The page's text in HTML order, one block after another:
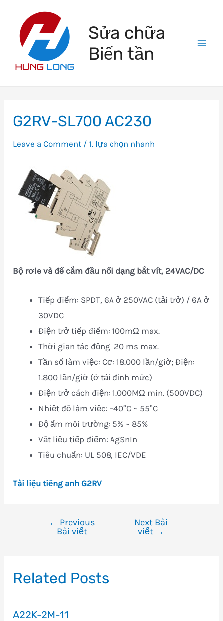
content
Sửa chữa
Biến tần
G2RV-SL700 AC230
Leave a Comment /1. lựa chọn nhanh
Bộ rơle và đế cắm đầu nối dạng bắt vít, 24VAC/DC
Tiếp điểm: SPDT, 6A ở 250VAC (tải trở) / 6A ở
30VDC
Điện trở tiếp điểm: 100mΩ max.
Thời gian tác động: 20 ms max.
Tần số làm việc: Cơ: 18.000 lần/giờ; Điện:
1.800 lần/giờ (ở tải định mức)
Điện trở cách điện: 1.000MΩ min. (500VDC)
Nhiệt độ làm việc: –40°C ~ 55°C
Độ ẩm môi trường: 5% ~ 85%
Vật liệu tiếp điểm: AgSnIn
Tiêu chuẩn: UL 508, IEC/VDE
Tài liệu tiếng anh G2RV
viết
← Previous
Bài viết
Next Bài
viết →
Related Posts
A22K-2M-11